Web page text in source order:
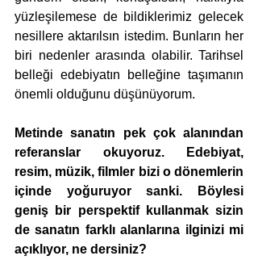
yüzleşilemese de bildiklerimiz gelecek
nesillere aktarılsın istedim. Bunların her
biri nedenler arasında olabilir. Tarihsel
belleği edebiyatın belleğine taşımanın
önemli olduğunu düşünüyorum.
Metinde sanatın pek çok alanından
referanslar okuyoruz. Edebiyat,
resim, müzik, filmler bizi o dönemlerin
içinde yoğuruyor sanki. Böylesi
geniş bir perspektif kullanmak sizin
de sanatın farklı alanlarına ilginizi mi
açıklıyor, ne dersiniz?